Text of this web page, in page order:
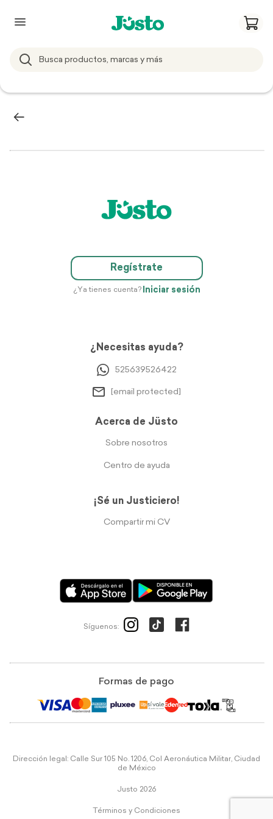
Regístrate
¿Ya tienes cuenta? Iniciar sesión
¿Necesitas ayuda?
525639526422
[email protected]
Acerca de Jüsto
Sobre nosotros
Centro de ayuda
¡Sé un Justiciero!
Compartir mi CV
Síguenos:
Formas de pago
Dirección legal: Calle Sur 105 No. 1206, Col Aeronáutica Militar, Ciudad
de México
Justo 2026
Términos y Condiciones